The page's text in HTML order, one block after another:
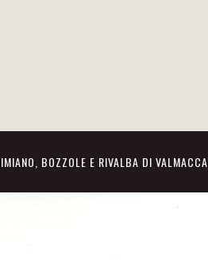
BOZZOLE E RIVALBA DI VALMACCA